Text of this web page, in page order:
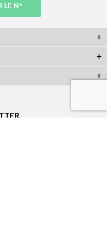
LE N°